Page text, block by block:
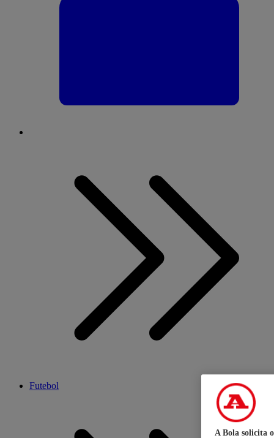
Futebol
A Bola solicita